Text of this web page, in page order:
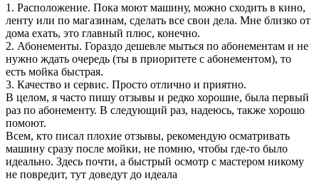
1. Расположение. Пока моют машину, можно сходить в кино,
ленту или по магазинам, сделать все свои дела. Мне близко от
дома ехать, это главный плюс, конечно.
2. Абонементы. Гораздо дешевле мыться по абонементам и не
нужно ждать очередь (ты в приоритете с абонементом), то
есть мойка быстрая.
3. Качество и сервис. Просто отлично и приятно.
В целом, я часто пишу отзывы и редко хорошие, была первый
раз по абонементу. В следующий раз, надеюсь, также хорошо
помоют.
Всем, кто писал плохие отзывы, рекомендую осматривать
машину сразу после мойки, не помню, чтобы где-то было
идеально. Здесь почти, а быстрый осмотр с мастером никому
не повредит, тут доведут до идеала